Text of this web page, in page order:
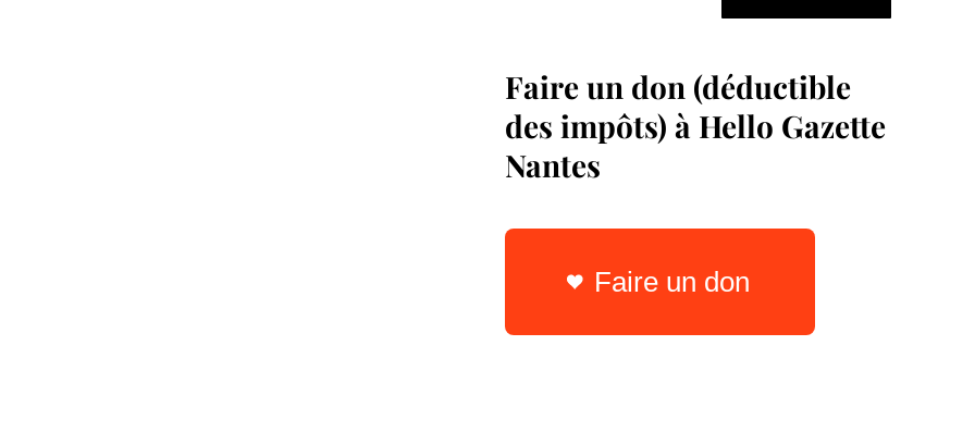
Faire un don (déductible
des impôts) à Hello Gazette
Nantes
Faire un don